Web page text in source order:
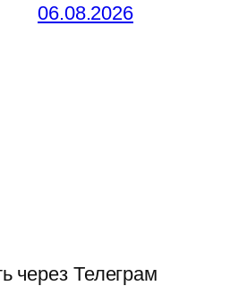
06.08.2026
через Телеграм